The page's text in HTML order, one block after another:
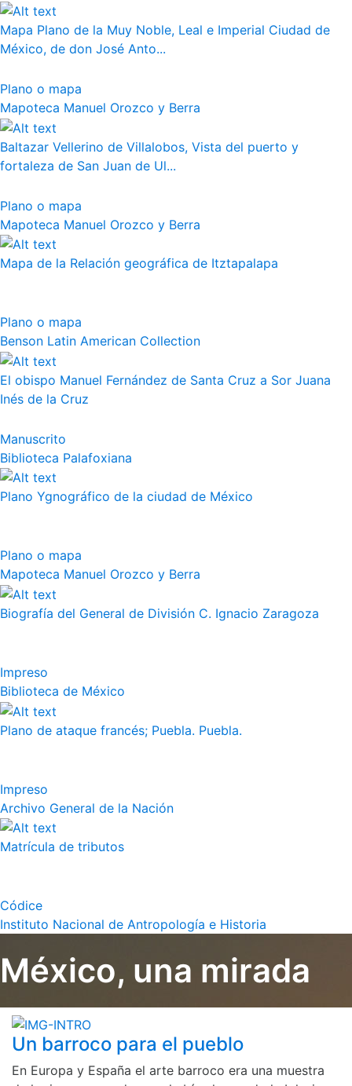
Mapa Plano de la Muy Noble, Leal e Imperial Ciudad de
México, de don José Anto...
Plano o mapa
Mapoteca Manuel Orozco y Berra
Baltazar Vellerino de Villalobos, Vista del puerto y
fortaleza de San Juan de Ul...
Plano o mapa
Mapoteca Manuel Orozco y Berra
Mapa de la Relación geográfica de Itztapalapa
Plano o mapa
Benson Latin American Collection
El obispo Manuel Fernández de Santa Cruz a Sor Juana
Inés de la Cruz
Manuscrito
Biblioteca Palafoxiana
Plano Ygnográfico de la ciudad de México
Plano o mapa
Mapoteca Manuel Orozco y Berra
Biografía del General de División C. Ignacio Zaragoza
Impreso
Biblioteca de México
Plano de ataque francés; Puebla. Puebla.
Impreso
Archivo General de la Nación
Matrícula de tributos
Códice
Instituto Nacional de Antropología e Historia
México, una mirada
Un barroco para el pueblo
En Europa y España el arte barroco era una muestra